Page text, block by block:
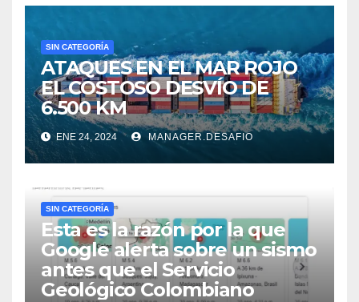
SIN CATEGORÍA
ATAQUES EN EL MAR ROJO
EL COSTOSO DESVÍO DE
6.500 KM
ENE 24, 2024 MANAGER.DESAFIO
SIN CATEGORÍA
Esta es la razón por la que
Google alerta sobre un sismo
antes que el Servicio
Geológico Colombiano